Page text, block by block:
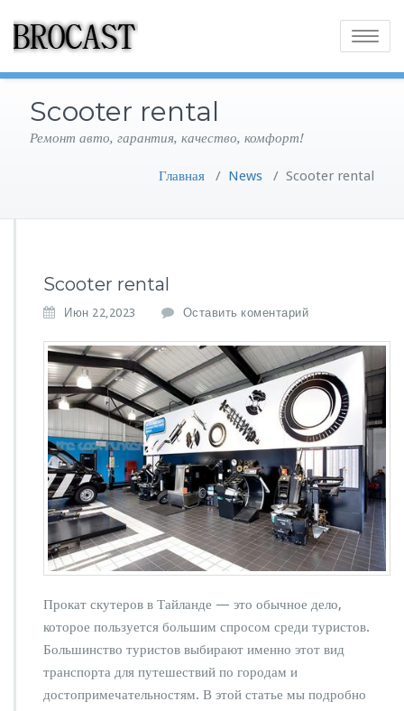
Toggle
Scooter rental
Ремонт авто, гарантия, качество, комфорт!
Главная / News / Scooter rental
Scooter rental
Июн 22,2023 Оставить коментарий
Прокат скутеров в Тайланде — это обычное дело,
которое пользуется большим спросом среди туристов.
Большинство туристов выбирают именно этот вид
транспорта для путешествий по городам и
достопримечательностям. В этой статье мы подробно